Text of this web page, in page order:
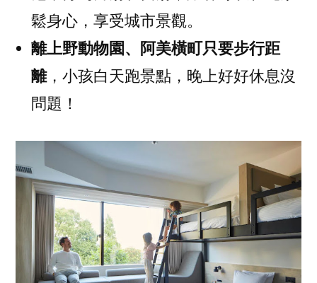
鬆身心，享受城市景觀。
離上野動物園、阿美橫町只要步行距
離，小孩白天跑景點，晚上好好休息沒
問題！